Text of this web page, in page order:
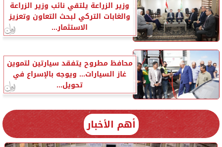
وزير الزراعة يلتقي نائب وزير الزراعة
والغابات التركي لبحث التعاون وتعزيز
الاستثمار...
محافظ مطروح يتفقد سيارتين لتموين
غاز السيارات... ويوجه بالإسراع في
تحويل...
أهم الأخبار